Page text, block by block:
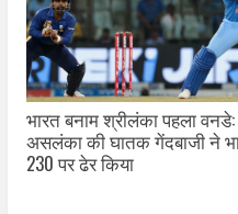
भारत बनाम श्रीलंका पहला
असलंका की घातक गेंदबाजी ने
230 पर ढेर किया